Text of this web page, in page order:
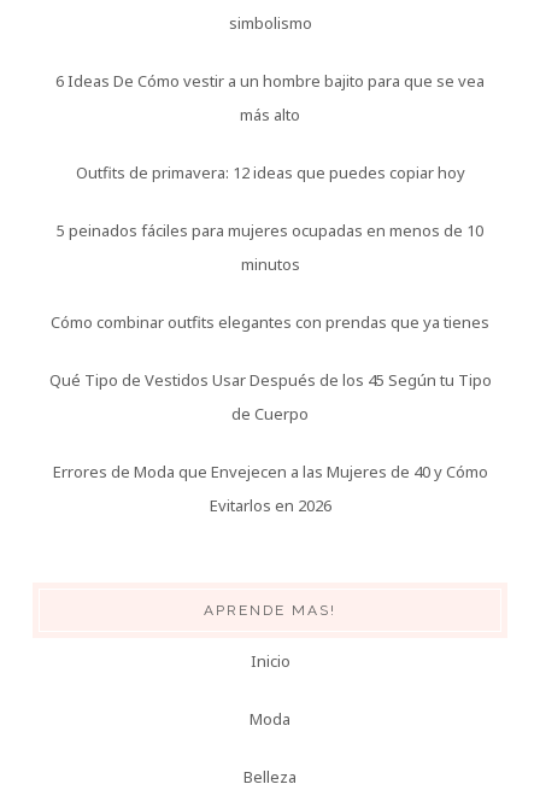
simbolismo
6 Ideas De Cómo vestir a un hombre bajito para que se vea
más alto
Outfits de primavera: 12 ideas que puedes copiar hoy
5 peinados fáciles para mujeres ocupadas en menos de 10
minutos
Cómo combinar outfits elegantes con prendas que ya tienes
Qué Tipo de Vestidos Usar Después de los 45 Según tu Tipo
de Cuerpo
Errores de Moda que Envejecen a las Mujeres de 40 y Cómo
Evitarlos en 2026
APRENDE MAS!
Inicio
Moda
Belleza